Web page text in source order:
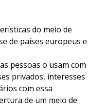
do meio de
de países europeus e
pessoas o usam com
privados, interesses
com essa
de um meio de